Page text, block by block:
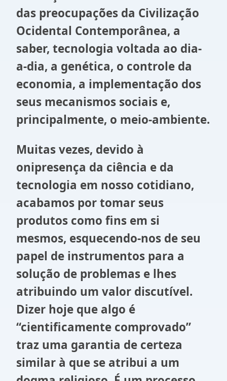
das preocupações da Civilização
Ocidental Contemporânea, a
saber, tecnologia voltada ao dia-
a-dia, a genética, o controle da
economia, a implementação dos
seus mecanismos sociais e,
principalmente, o meio-ambiente.
Muitas vezes, devido à
onipresença da ciência e da
tecnologia em nosso cotidiano,
acabamos por tomar seus
produtos como fins em si
mesmos, esquecendo-nos de seu
papel de instrumentos para a
solução de problemas e lhes
atribuindo um valor discutível.
Dizer hoje que algo é
“cientificamente comprovado”
traz uma garantia de certeza
similar à que se atribui a um